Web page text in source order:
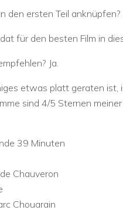
den ersten Teil anknüpfen?
für den besten Film in
Ja.
etwas platt geraten ist,
sind 4/5 Sternen
39 Minuten
Chauveron
Chouarain